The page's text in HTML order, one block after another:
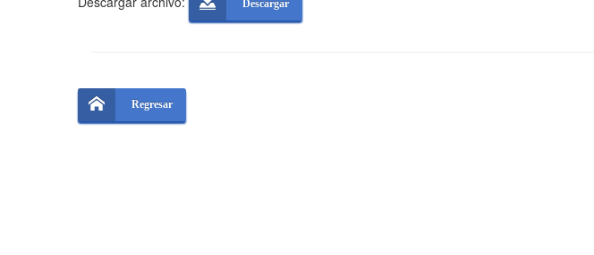
Descargar
Regresar